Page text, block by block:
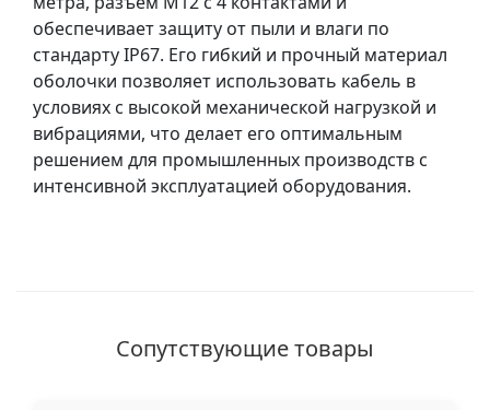
обеспечивает защиту от пыли и влаги по
стандарту IP67. Его гибкий и прочный материал
оболочки позволяет использовать кабель в
условиях с высокой механической нагрузкой и
вибрациями, что делает его оптимальным
решением для промышленных производств с
интенсивной эксплуатацией оборудования.
Сопутствующие товары